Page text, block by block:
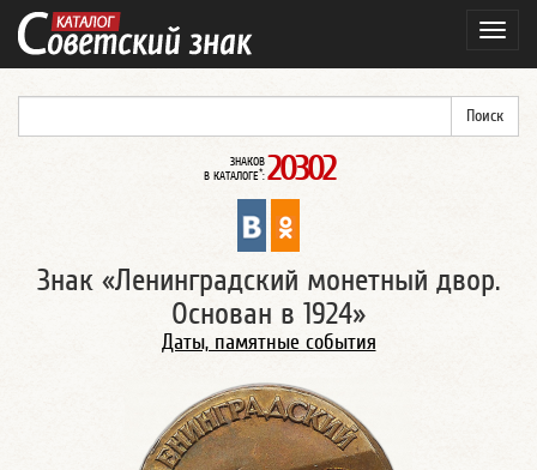
ЗНАКОВ
В КАТАЛОГЕ*: 20302
Знак «Ленинградский монетный двор.
Основан в 1924»
Даты, памятные события